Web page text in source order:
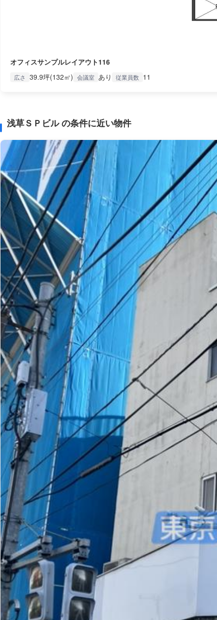
オフィスサンプルレイアウト116
広さ 39.9坪(132㎡) 会議室 あり 従業員数 11
浅草ＳＰビル の条件に近い物件